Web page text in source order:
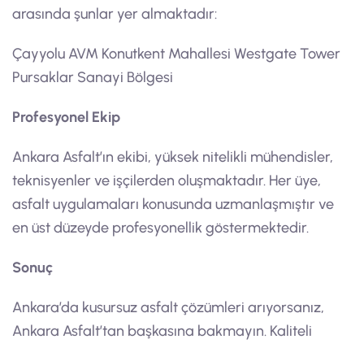
arasında şunlar yer almaktadır:
Çayyolu AVM Konutkent Mahallesi Westgate Tower
Pursaklar Sanayi Bölgesi
Profesyonel Ekip
Ankara Asfalt’ın ekibi, yüksek nitelikli mühendisler,
teknisyenler ve işçilerden oluşmaktadır. Her üye,
asfalt uygulamaları konusunda uzmanlaşmıştır ve
en üst düzeyde profesyonellik göstermektedir.
Sonuç
Ankara’da kusursuz asfalt çözümleri arıyorsanız,
Ankara Asfalt’tan başkasına bakmayın. Kaliteli